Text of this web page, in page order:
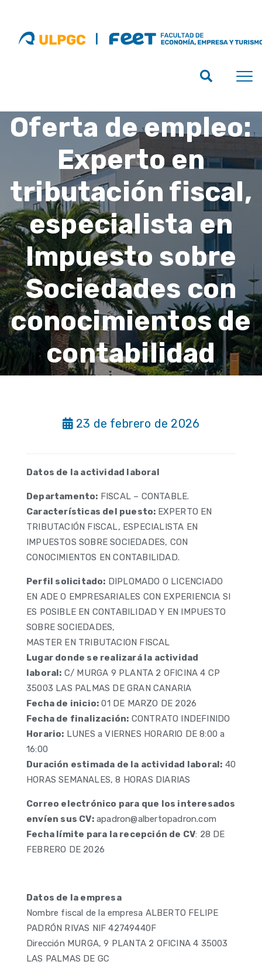
Oferta de empleo:
Experto en
tributación fiscal,
especialista en
Impuesto sobre
Sociedades con
conocimientos de
contabilidad
23 de febrero de 2026
Datos de la actividad laboral
Departamento: FISCAL – CONTABLE.
Características del puesto: EXPERTO EN
TRIBUTACIÓN FISCAL, ESPECIALISTA EN
IMPUESTOS SOBRE SOCIEDADES, CON
CONOCIMIENTOS EN CONTABILIDAD.
Perfil solicitado: DIPLOMADO O LICENCIADO
EN ADE O EMPRESARIALES CON EXPERIENCIA SI
ES POSIBLE EN CONTABILIDAD Y EN IMPUESTO
SOBRE SOCIEDADES,
MASTER EN TRIBUTACION FISCAL
Lugar donde se realizará la actividad
laboral: C/ MURGA 9 PLANTA 2 OFICINA 4 CP
35003 LAS PALMAS DE GRAN CANARIA
Fecha de inicio: 01 DE MARZO DE 2026
Fecha de finalización: CONTRATO INDEFINIDO
Horario: LUNES a VIERNES HORARIO DE 8:00 a
16:00
Duración estimada de la actividad laboral: 40
HORAS SEMANALES, 8 HORAS DIARIAS
Correo electrónico para que los interesados
envíen sus CV:apadron@albertopadron.com
Fecha límite para la recepción de CV: 28 DE
FEBRERO DE 2026
Datos de la empresa
Nombre fiscal de la empresa ALBERTO FELIPE
PADRÓN RIVAS NIF 42749440F
Dirección MURGA, 9 PLANTA 2 OFICINA 4 35003
LAS PALMAS DE GC